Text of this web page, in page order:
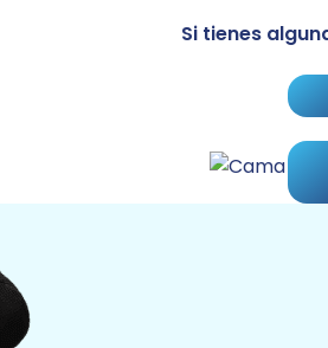
Si tienes